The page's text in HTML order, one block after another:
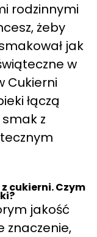
rodzinnymi
żeby
jak
w
Cukierni
łączą
z
cukierni. Czym
jakość
znaczenie,